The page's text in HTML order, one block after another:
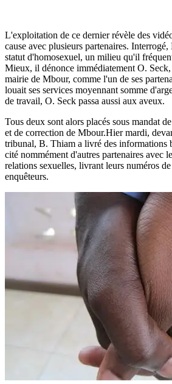
L'exploitation de ce dernier révèle des
cause avec plusieurs partenaires.
statut d'homosexuel, un milieu qu'il
Mieux, il dénonce immédiatement O.
mairie de Mbour, comme l'un de ses
louait ses services moyennant somme
de travail, O. Seck passa aussi aux aveux.
Tous deux sont alors placés sous mandat
et de correction de Mbour.Hier mardi,
tribunal, B. Thiam a livré des informations
cité nommément d'autres partenaires avec
relations sexuelles, livrant leurs numéros
enquêteurs.